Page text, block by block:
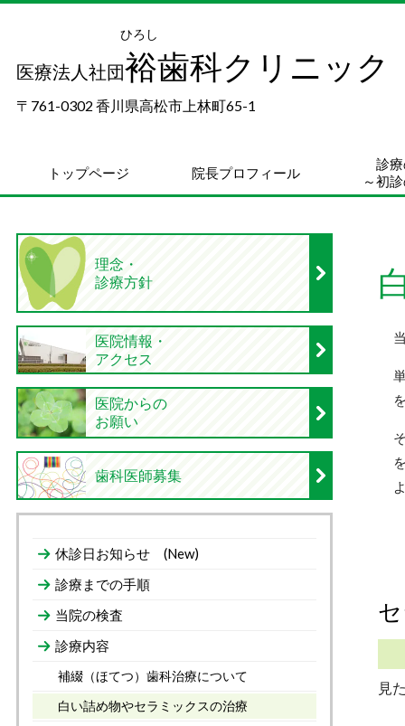
ひろし
医療法人社団裕歯科クリニック
〒761-0302 香川県高松市上林町65-1
トップページ 院長プロフィール
診
～初
見
理念・
診療方針
医院情報・
アクセス
医院からの
お願い
歯科医師募集
休診日お知らせ (New)
診療までの手順
当院の検査
診療内容
補綴（ほてつ）歯科治療について
白い詰め物やセラミックスの治療